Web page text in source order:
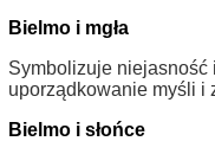
Bielmo i mgła
Symbolizuje niejasność
uporządkowanie myśli i
Bielmo i słońce